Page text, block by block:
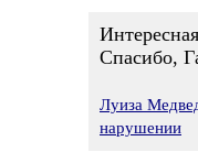
Спасибо,
Луиза
нарушении